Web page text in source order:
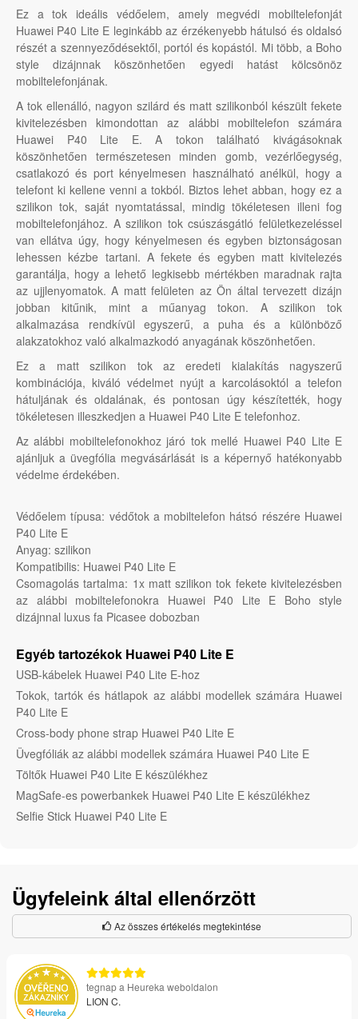
Ez a tok ideális védőelem, amely megvédi mobiltelefonját
Huawei P40 Lite E leginkább az érzékenyebb hátulsó és oldalsó
részét a szennyeződésektől, portól és kopástól. Mi több, a Boho
style dizájnnak köszönhetően egyedi hatást kölcsönöz
mobiltelefonjának.
A tok ellenálló, nagyon szilárd és matt szilikonból készült fekete
kivitelezésben kimondottan az alábbi mobiltelefon számára
Huawei P40 Lite E. A tokon található kivágásoknak
köszönhetően természetesen minden gomb, vezérlőegység,
csatlakozó és port kényelmesen használható anélkül, hogy a
telefont ki kellene venni a tokból. Biztos lehet abban, hogy ez a
szilikon tok, saját nyomtatással, mindig tökéletesen illeni fog
mobiltelefonjához. A szilikon tok csúszásgátló felületkezeléssel
van ellátva úgy, hogy kényelmesen és egyben biztonságosan
lehessen kézbe tartani. A fekete és egyben matt kivitelezés
garantálja, hogy a lehető legkisebb mértékben maradnak rajta
az ujjlenyomatok. A matt felületen az Ön által tervezett dizájn
jobban kitűnik, mint a műanyag tokon. A szilikon tok
alkalmazása rendkívül egyszerű, a puha és a különböző
alakzatokhoz való alkalmazkodó anyagának köszönhetően.
Ez a matt szilikon tok az eredeti kialakítás nagyszerű
kombinációja, kiváló védelmet nyújt a karcolásoktól a telefon
hátuljának és oldalának, és pontosan úgy készítették, hogy
tökéletesen illeszkedjen a Huawei P40 Lite E telefonhoz.
Az alábbi mobiltelefonokhoz járó tok mellé Huawei P40 Lite E
ajánljuk a üvegfólia megvásárlását is a képernyő hatékonyabb
védelme érdekében.
Védőelem típusa: védőtok a mobiltelefon hátsó részére Huawei
P40 Lite E
Anyag: szilikon
Kompatibilis: Huawei P40 Lite E
Csomagolás tartalma: 1x matt szilikon tok fekete kivitelezésben
az alábbi mobiltelefonokra Huawei P40 Lite E Boho style
dizájnnal luxus fa Picasee dobozban
Egyéb tartozékok Huawei P40 Lite E
USB-kábelek Huawei P40 Lite E-hoz
Tokok, tartók és hátlapok az alábbi modellek számára Huawei
P40 Lite E
Cross-body phone strap Huawei P40 Lite E
Üvegfóliák az alábbi modellek számára Huawei P40 Lite E
Töltők Huawei P40 Lite E készülékhez
MagSafe-es powerbankek Huawei P40 Lite E készülékhez
Selfie Stick Huawei P40 Lite E
Ügyfeleink által ellenőrzött
Az összes értékelés megtekintése
tegnap a Heureka weboldalon
LION C.